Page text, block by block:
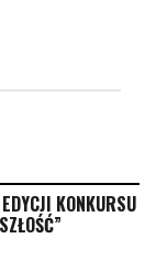
KONKURSU